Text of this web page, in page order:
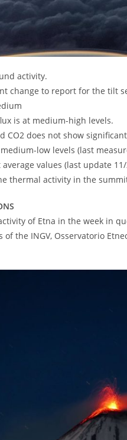
activity.
change to report for the tilt
is at medium-high levels.
CO2 does not show
low levels (last
values (last update 11/
thermal activity in the
of Etna in the week in
the INGV, Osservatorio